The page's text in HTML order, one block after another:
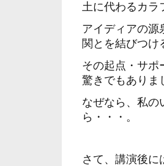
土に代わるカラ
アイディアの源
関とを結びつけ
その起点・サポ
驚きでもありま
なぜなら、私の
ら・・・。
さて、講演後に